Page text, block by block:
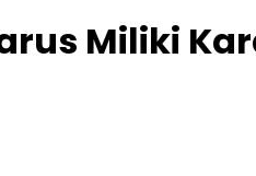
Miliki